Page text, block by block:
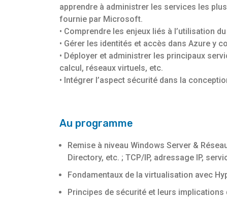
apprendre à administrer les services les
fournie par Microsoft.
• Comprendre les enjeux liés à l’utilisation
• Gérer les identités et accès dans Azure y
• Déployer et administrer les principaux
calcul, réseaux virtuels, etc.
• Intégrer l’aspect sécurité dans la
Au programme
Remise à niveau Windows Server &
Directory, etc. ; TCP/IP, adressage IP,
Fondamentaux de la virtualisation avec
Principes de sécurité et leurs implications